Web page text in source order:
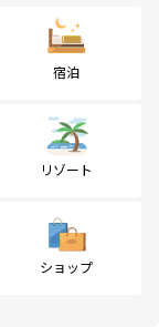
宿泊
リゾート
ショップ